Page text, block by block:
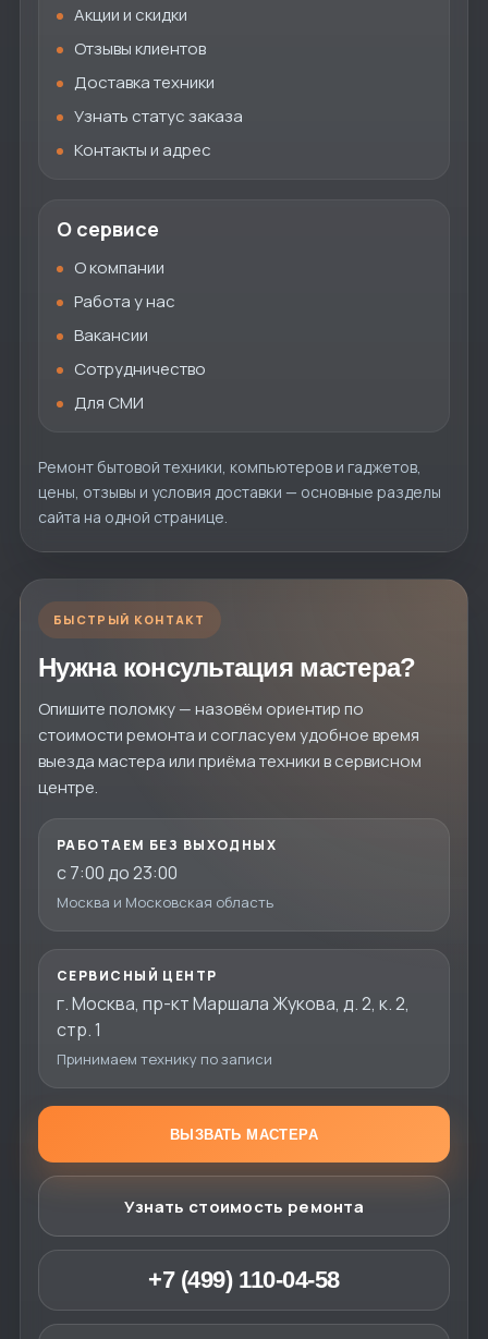
Акции и скидки
Отзывы клиентов
Доставка техники
Узнать статус заказа
Контакты и адрес
О сервисе
О компании
Работа у нас
Вакансии
Сотрудничество
Для СМИ
Ремонт бытовой техники, компьютеров и гаджетов,
цены, отзывы и условия доставки — основные разделы
сайта на одной странице.
БЫСТРЫЙ КОНТАКТ
Нужна консультация мастера?
Опишите поломку — назовём ориентир по
стоимости ремонта и согласуем удобное время
выезда мастера или приёма техники в сервисном
центре.
РАБОТАЕМ БЕЗ ВЫХОДНЫХ
с 7:00 до 23:00
Москва и Московская область
СЕРВИСНЫЙ ЦЕНТР
г. Москва, пр-кт Маршала Жукова, д. 2, к. 2,
стр. 1
Принимаем технику по записи
ВЫЗВАТЬ МАСТЕРА
Узнать стоимость ремонта
+7 (499) 110-04-58